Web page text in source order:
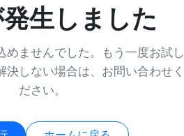
生しました
めませんでした。もう一度お試し
決しない場合は、お問い合わせく
ださい。